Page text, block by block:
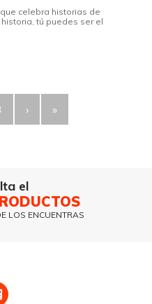
celebra historias de
tú puedes ser el
› »
el
LOS ENCUENTRAS